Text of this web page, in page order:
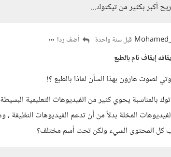
أكبر بكثير من تيكتوك...
قبل سنة واحدة
أضف ردا
إيقاف تام بالطبع
لصوت هارون بهذا الشأن لماذا بالطبع ؟!
بالمناسبة يحوي كثير من الفيديوهات التعليمية
المخلة بدلاً من أن تدعم الفيديوهات
كل المحتوى السيء ولكن تحت أسم مختلف؟